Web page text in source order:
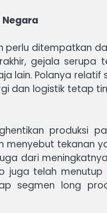
Negara
perlu ditempatkan
gejala serupa
lain. Polanya
dan logistik tetap
produksi
menyebut tekanan
dari
juga telah
segmen long